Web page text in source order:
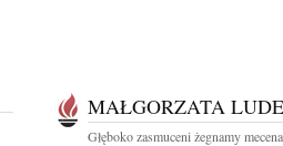
MAŁGORZATA
Głęboko zasmuceni żegnamy